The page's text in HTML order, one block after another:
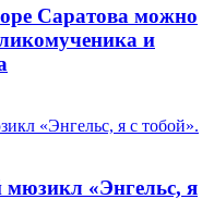
Саратова можно
и
мюзикл «Энгельс, я